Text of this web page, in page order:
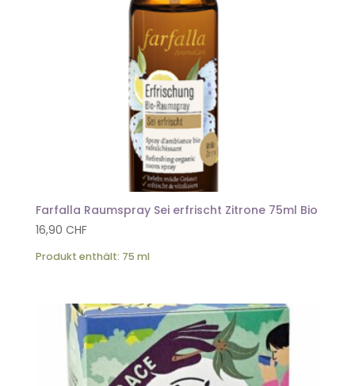
Farfalla Raumspray Sei erfrischt Zitrone 75ml Bio
16,90 CHF
Produkt enthält: 75 ml